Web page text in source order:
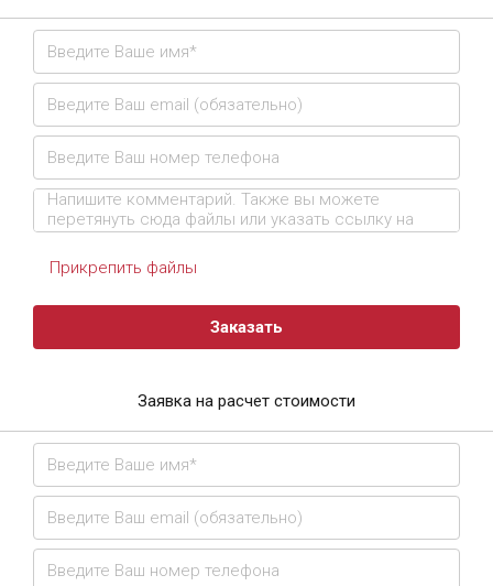
Прикрепить файлы
Заказать
Заявка на расчет стоимости